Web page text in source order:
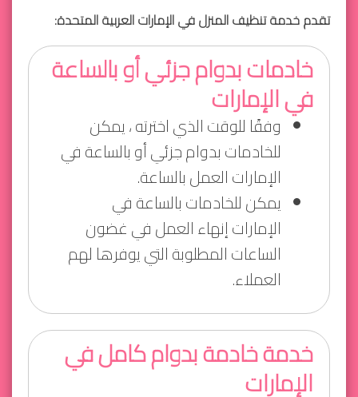
تقدم خدمة تنظيف المنزل في الإمارات العربية المتحدة:
خادمات بدوام جزئي أو بالساعة
في الإمارات
وفقًا للوقت الذي اخترته ، يمكن
للخادمات بدوام جزئي أو بالساعة في
الإمارات العمل بالساعة.
يمكن للخادمات بالساعة في
الإمارات إنهاء العمل في غضون
الساعات المطلوبة التي يوفرها لهم
العملاء.
خدمة خادمة بدوام كامل في
الإمارات